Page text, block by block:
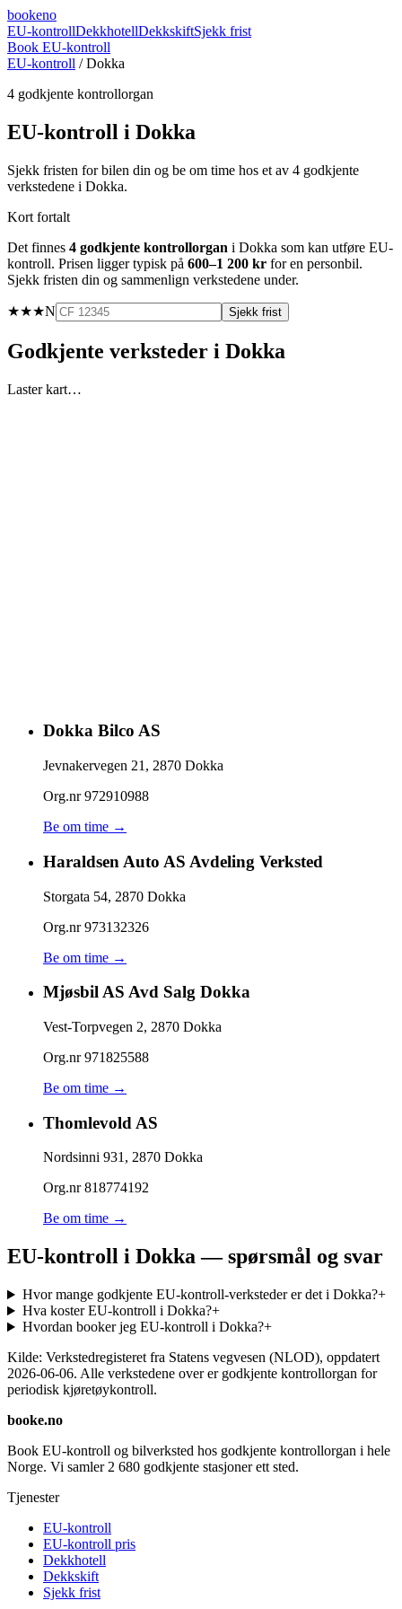
bookeno
EU-kontrollDekkhotellDekkskiftSjekk frist
Book EU-kontroll
EU-kontroll /Dokka
4 godkjente kontrollorgan
EU-kontroll i Dokka
Sjekk fristen for bilen din og be om time hos et av 4 godkjente
verkstedene i Dokka.
Kort fortalt
Det finnes 4 godkjente kontrollorgan i Dokka som kan utføre EU-
kontroll. Prisen ligger typisk på 600–1 200 kr for en personbil.
Sjekk fristen din og sammenlign verkstedene under.
★★★N Sjekk frist
Godkjente verksteder i Dokka
Laster kart…
Dokka Bilco AS
Jevnakervegen 21 , 2870 Dokka
Org.nr972910988
Be om time →
Haraldsen Auto AS Avdeling Verksted
Storgata 54, 2870 Dokka
Org.nr973132326
Be om time →
Mjøsbil AS Avd Salg Dokka
Vest-Torpvegen 2, 2870 Dokka
Org.nr971825588
Be om time →
Thomlevold AS
Nordsinni 931 , 2870 Dokka
Org.nr818774192
Be om time →
EU-kontroll i Dokka — spørsmål og svar
Hvor mange godkjente EU-kontroll-verksteder er det i Dokka?+
Hva koster EU-kontroll i Dokka?+
Hvordan booker jeg EU-kontroll i Dokka?+
Kilde: Verkstedregisteret fra Statens vegvesen (NLOD), oppdatert
2026-06-06. Alle verkstedene over er godkjente kontrollorgan for
periodisk kjøretøykontroll.
booke.no
Book EU-kontroll og bilverksted hos godkjente kontrollorgan i hele
Norge. Vi samler 2 680 godkjente stasjoner ett sted.
Tjenester
EU-kontroll
EU-kontroll pris
Dekkhotell
Dekkskift
Sjekk frist